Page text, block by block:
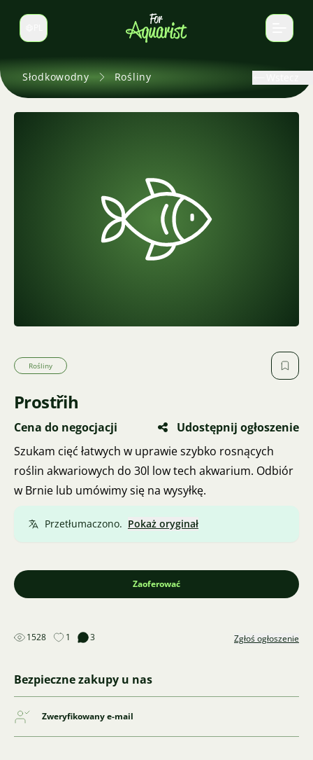
Zmień język
Słodkowodny Rośliny
Rośliny
Prostřih
Cena do negocjacji
Udostępnij ogłoszenie
Szukam cięć łatwych w uprawie szybko rosnących
roślin akwariowych do 30l low tech akwarium. Odbiór
w Brnie lub umówimy się na wysyłkę.
Przetłumaczono. Pokaż oryginał
Zaoferować
1528 1 3 Zgłoś ogłoszenie
Bezpieczne zakupy u nas
Zweryfikowany e-mail